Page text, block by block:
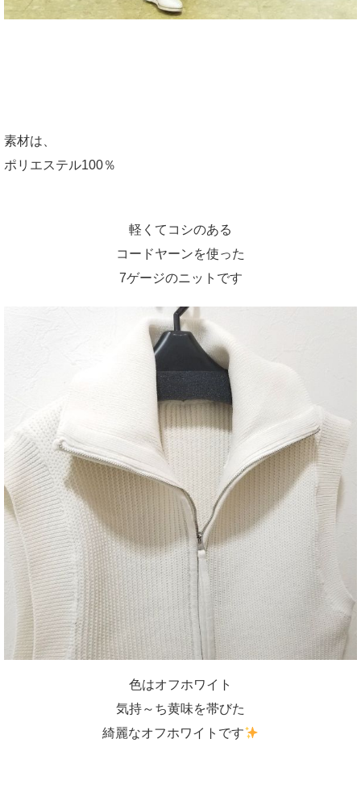
素材は、
ポリエステル100％
軽くてコシのある
コードヤーンを使った
7ゲージのニットです
色はオフホワイト
気持～ち黄味を帯びた
綺麗なオフホワイトです